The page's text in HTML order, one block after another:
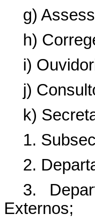
g)
h)
i)
j)
k)
1.
2.
3.
Externos;